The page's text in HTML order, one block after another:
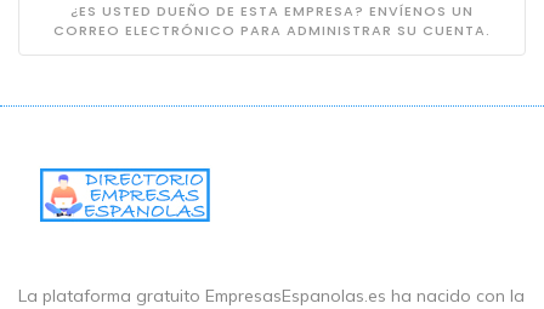
¿ES USTED DUEÑO DE ESTA EMPRESA? ENVÍENOS UN
CORREO ELECTRÓNICO PARA ADMINISTRAR SU CUENTA.
La plataforma gratuito EmpresasEspanolas.es ha nacido con la